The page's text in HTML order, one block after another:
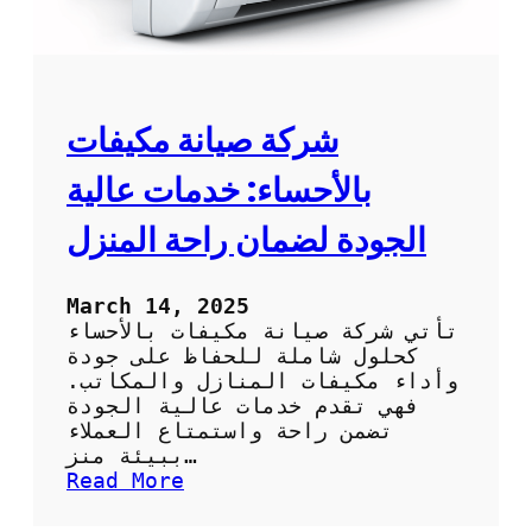
م
ة
ن
ي
؟
ي
:
ي
م
ت
ة
ل
ب
ر
شركة صيانة مكيفات
بالأحساء: خدمات عالية
الجودة لضمان راحة المنزل
March 14, 2025
تأتي شركة صيانة مكيفات بالأحساء
كحلول شاملة للحفاظ على جودة
وأداء مكيفات المنازل والمكاتب.
فهي تقدم خدمات عالية الجودة
تضمن راحة واستمتاع العملاء
ببيئة منز…
Read More